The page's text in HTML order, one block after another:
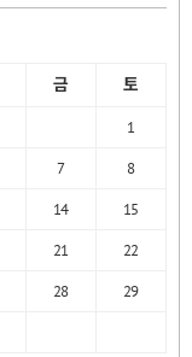
금 토
1
7
8
14
15
21
22
28
29